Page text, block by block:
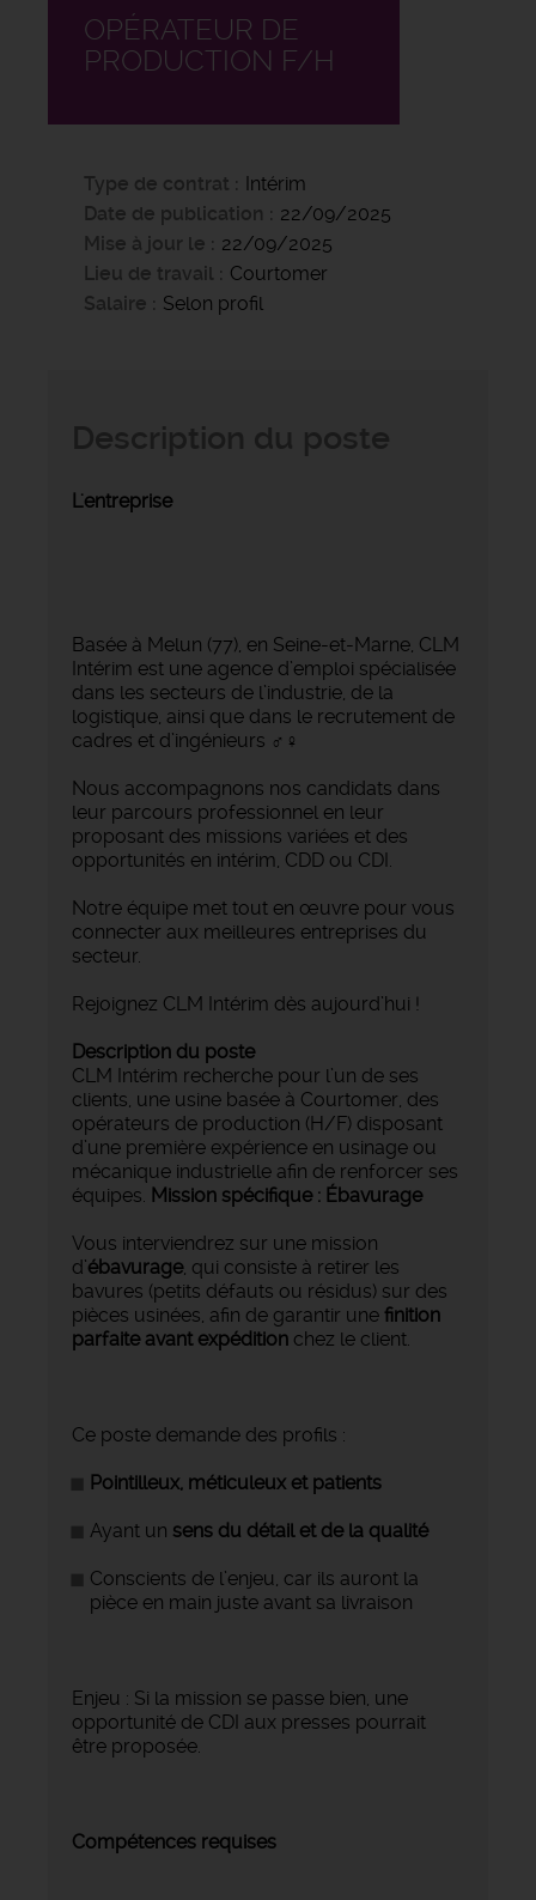
OPÉRATEUR DE
PRODUCTION F/H
Type de contrat
Intérim
Date de publication
22/09/2025
Mise à jour le
22/09/2025
Lieu de travail
Courtomer
Salaire
Selon profil
L'entreprise
Basée à Melun (77), en Seine-et-Marne, CLM
Intérim est une agence d’emploi spécialisée
dans les secteurs de l’industrie, de la
logistique, ainsi que dans le recrutement de
cadres et d’ingénieurs ‍♂️‍♀️
Nous accompagnons nos candidats dans
leur parcours professionnel en leur
proposant des missions variées et des
opportunités en intérim, CDD ou CDI.
Notre équipe met tout en œuvre pour vous
connecter aux meilleures entreprises du
secteur.
Rejoignez CLM Intérim dès aujourd’hui !
Description du poste
CLM Intérim recherche pour l’un de ses
clients, une usine basée à Courtomer, des
opérateurs de production (H/F) disposant
d’une première expérience en usinage ou
mécanique industrielle afin de renforcer ses
équipes. ️Mission spécifique : Ébavurage
Vous interviendrez sur une mission
d’ébavurage, qui consiste à retirer les
bavures (petits défauts ou résidus) sur des
pièces usinées, afin de garantir une finition
parfaite avant expédition chez le client.
Ce poste demande des profils :
Pointilleux, méticuleux et patients
Ayant un sens du détail et de la qualité
Conscients de l’enjeu, car ils auront la
pièce en main juste avant sa livraison
Enjeu : Si la mission se passe bien, une
opportunité de CDI aux presses pourrait
être proposée.
Compétences requises